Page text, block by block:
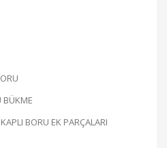
BÜKME
BORU EK PARÇALARI